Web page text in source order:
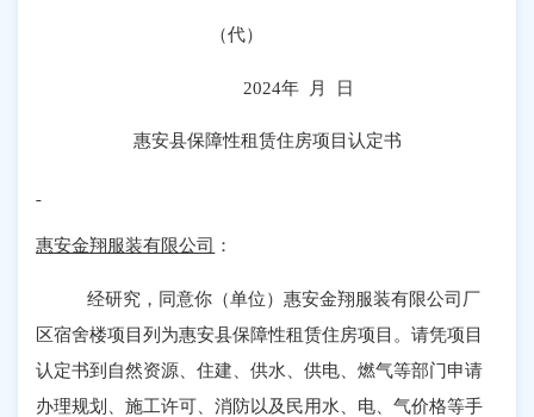
（代）
2024年 月 日
惠安县保障性租赁住房项目认定书
惠安金翔服装有限公司 ：
经研究，同意你（单位）惠安金翔服装有限公司厂
区宿舍楼项目列为惠安县保障性租赁住房项目。请凭项目
认定书到自然资源、住建、供水、供电、燃气等部门申请
办理规划、施工许可、消防以及民用水、电、气价格等手